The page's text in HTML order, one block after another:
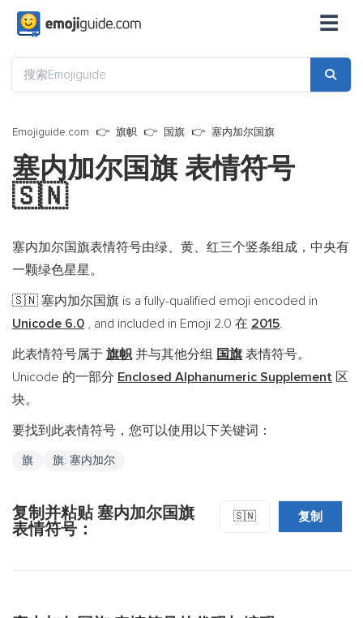
☰
Emojiguide.com 旗帜 国旗 塞内加尔国旗
塞内加尔国旗 表情符号
🇸🇳
塞内加尔国旗表情符号由绿、黄、红三个竖条组成，中央有
一颗绿色星星。
🇸🇳 塞内加尔国旗 is a fully-qualified emoji encoded in
Unicode 6.0 , and included in Emoji 2.0 在 2015.
此表情符号属于 旗帜并与其他分组 国旗 表情符号。
Unicode 的一部分 Enclosed Alphanumeric Supplement 区
块。
要找到此表情符号，您可以使用以下关键词：
旗 旗: 塞内加尔
复制并粘贴 塞内加尔国旗
表情符号：
🇸🇳 复制